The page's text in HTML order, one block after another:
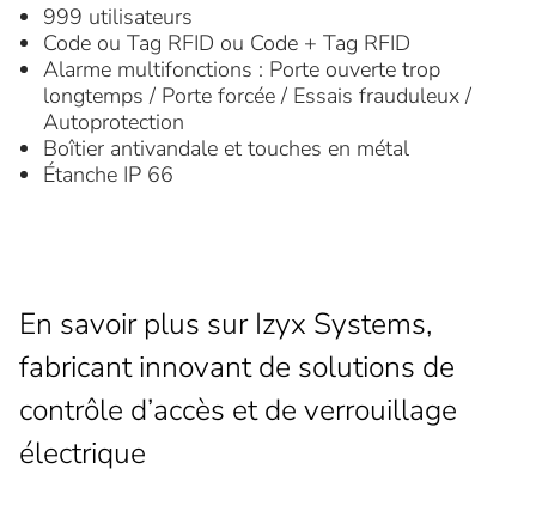
999 utilisateurs
Code ou Tag RFID ou Code + Tag RFID
Alarme multifonctions : Porte ouverte trop
longtemps / Porte forcée / Essais frauduleux /
Autoprotection
Boîtier antivandale et touches en métal
Étanche IP 66
En savoir plus sur Izyx Systems,
fabricant innovant de solutions de
contrôle d’accès et de verrouillage
électrique